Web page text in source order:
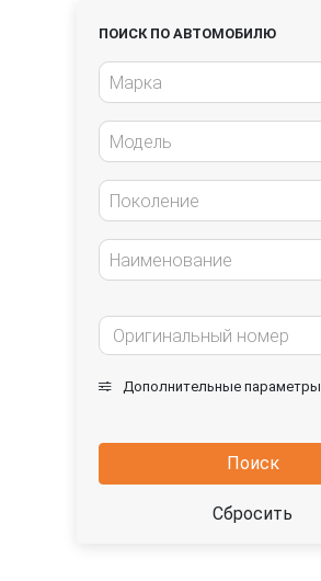
ПОИСК ПО АВТОМОБИЛЮ
Марка
Модель
Поколение
Наименование
Дополнительные параметры
Поиск
Сбросить